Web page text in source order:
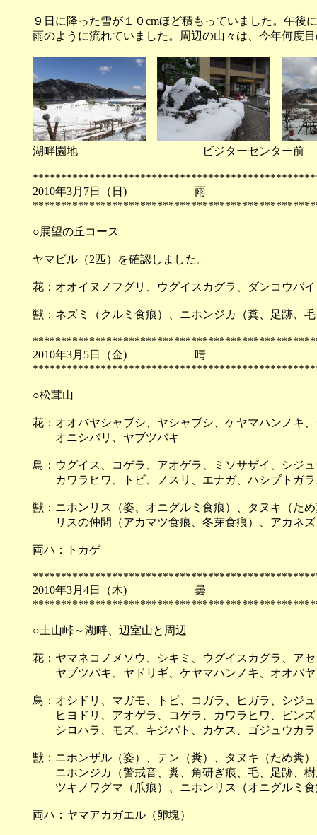
９日に降った雪が１０cmほど積もっていました。午後
雨のように流れていました。周辺の山々は、今年何度
湖畔園地 ビジターセンター前 辺
2010年3月7日（日)
○展望の丘コース
ヤマビル（2匹）を確認しました。
花：オオイヌノフグリ、ウグイスカグラ、ダンコウ
獣：ネズミ（クルミ食痕）、ニホンジカ（糞、足跡、
2010年3月5日（金)
○松茸山
花：オオバヤシャブシ、ヤシャブシ、ケヤマハンノキ
オニシバリ、ヤブツバキ
鳥：ウグイス、コゲラ、アオゲラ、ミソサザイ、シジ
カワラヒワ、トビ、ノスリ、エナガ、ハシブトガラ
獣：ニホンリス（姿、オニグルミ食痕）、タヌキ（た
リスの仲間（アカマツ食痕、冬芽食痕）、アカネズ
両ハ：トカゲ
2010年3月4日（木)
○土山峠～湖畔、辺室山と周辺
花：ヤマネコノメソウ、シキミ、ウグイスカグラ、ア
ヤブツバキ、ヤドリギ、ケヤマハンノキ、オオバヤ
鳥：オシドリ、マガモ、トビ、コガラ、ヒガラ、シジ
ヒヨドリ、アオゲラ、コゲラ、カワラヒワ、ビンズ
シロハラ、モズ、キジバト、カケス、ゴジュウカラ
獣：ニホンザル（姿）、テン（糞）、タヌキ（ため糞
ニホンジカ（警戒音、糞、角研ぎ痕、毛、足跡、樹
ツキノワグマ（爪痕）、ニホンリス（オニグルミ食
両ハ：ヤマアカガエル（卵塊）